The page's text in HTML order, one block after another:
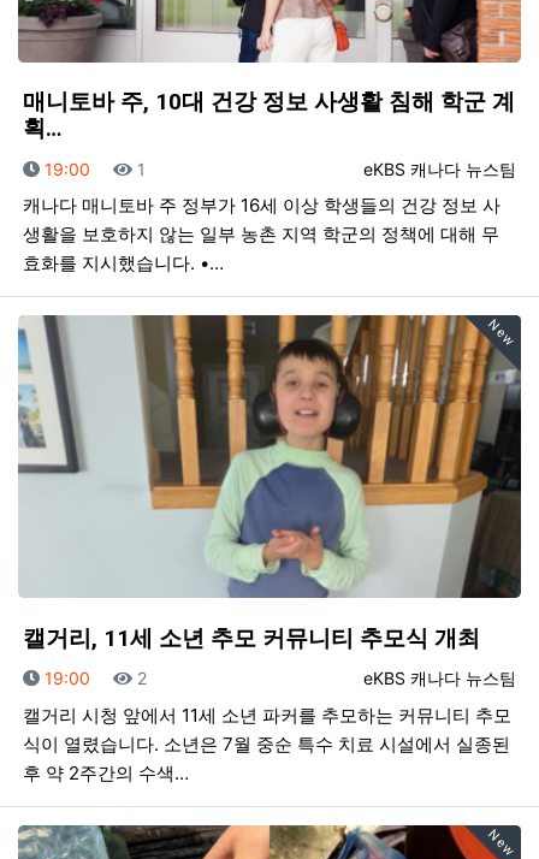
매니토바 주, 10대 건강 정보 사생활 침해 학군 계
획…
등록자
eKBS 캐나다 뉴스팀
등록일
19:00 조회
1
캐나다 매니토바 주 정부가 16세 이상 학생들의 건강 정보 사
생활을 보호하지 않는 일부 농촌 지역 학군의 정책에 대해 무
효화를 지시했습니다. •…
New
캘거리, 11세 소년 추모 커뮤니티 추모식 개최
등록자
eKBS 캐나다 뉴스팀
등록일
19:00 조회
2
캘거리 시청 앞에서 11세 소년 파커를 추모하는 커뮤니티 추모
식이 열렸습니다. 소년은 7월 중순 특수 치료 시설에서 실종된
후 약 2주간의 수색…
New